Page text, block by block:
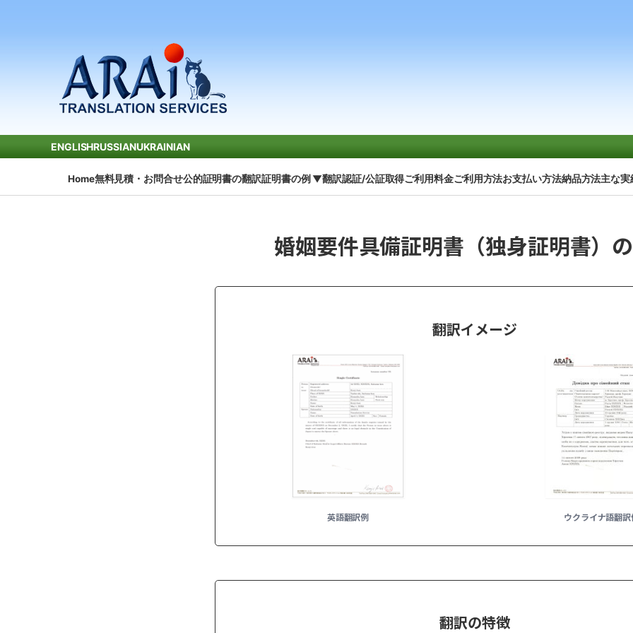
ENGLISHRUSSIANUKRAINIAN
Home無料見積・お問合せ公的証明書の翻訳証明書の例 ▼翻訳認証/公証取得ご利用料金ご利用方法お支払い方法納品方法主な実
婚姻要件具備証明書（独身証明書）
翻訳イメージ
英語翻訳例 ウクライナ語翻訳
翻訳の特徴